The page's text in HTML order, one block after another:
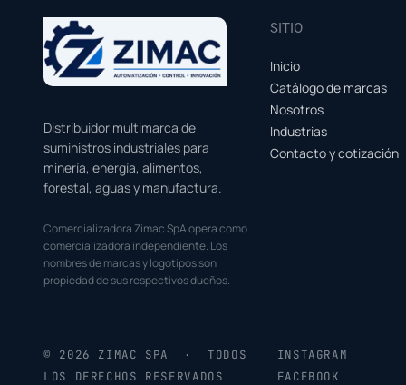
Distribuidor multimarca de
suministros industriales para
minería, energía, alimentos,
forestal, aguas y manufactura.
Comercializadora Zimac SpA opera como
comercializadora independiente. Los
nombres de marcas y logotipos son
propiedad de sus respectivos dueños.
SITIO
Inicio
Catálogo de marcas
Nosotros
Industrias
Contacto y cotización
© 2026 ZIMAC SPA · TODOS
LOS DERECHOS RESERVADOS
INSTAGRAM
FACEBOOK